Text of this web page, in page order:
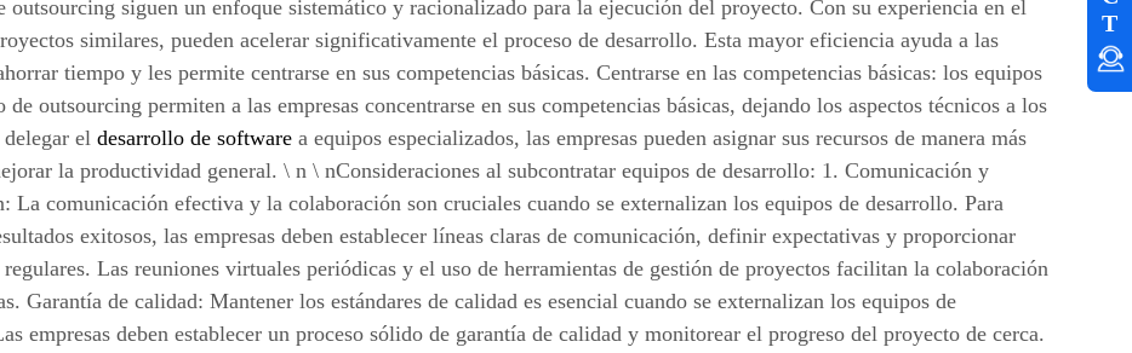
outsourcing siguen un enfoque sistemático y racionalizado para la ejecución del proyecto. Con su experiencia en el
similares, pueden acelerar significativamente el proceso de desarrollo. Esta mayor eficiencia ayuda a las
tiempo y les permite centrarse en sus competencias básicas. Centrarse en las competencias básicas: los equipos
de outsourcing permiten a las empresas concentrarse en sus competencias básicas, dejando los aspectos técnicos a los
delegar eldesarrollo de software a equipos especializados, las empresas pueden asignar sus recursos de manera más
la productividad general. \ n \ nConsideraciones al subcontratar equipos de desarrollo: 1. Comunicación y
La comunicación efectiva y la colaboración son cruciales cuando se externalizan los equipos de desarrollo. Para
exitosos, las empresas deben establecer líneas claras de comunicación, definir expectativas y proporcionar
Las reuniones virtuales periódicas y el uso de herramientas de gestión de proyectos facilitan la colaboración
Garantía de calidad: Mantener los estándares de calidad es esencial cuando se externalizan los equipos de
empresas deben establecer un proceso sólido de garantía de calidad y monitorear el progreso del proyecto de cerca.
T